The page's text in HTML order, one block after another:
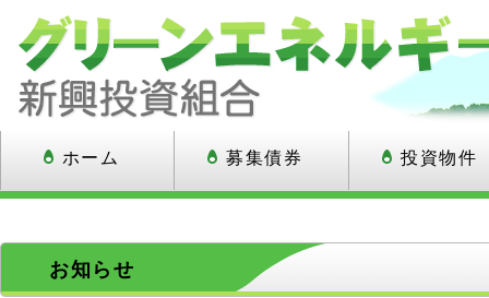
ホーム 募集債券 投資物件
お知らせ